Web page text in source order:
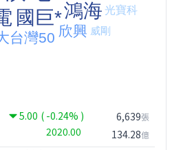
5.00 ( -0.24% )
2020.00
6,639張
134.28億